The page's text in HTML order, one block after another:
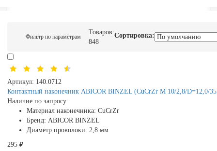
Фильтр по параметрам
Товаров:
848
Сортировка:
Артикул: 140.0712
Контактный наконечник ABICOR BINZEL (CuCrZr M 10/2,8/D=12,0/
Наличие по запросу
Материал наконечника: CuCrZr
Бренд: ABICOR BINZEL
Диаметр проволоки: 2,8 мм
295 ₽